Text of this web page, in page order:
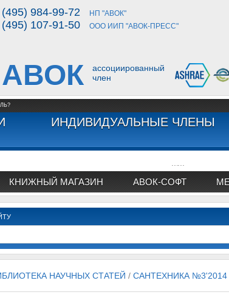
(495) 984-99-72 НП "АВОК"
(495) 107-91-50 ООО ИИП "АВОК-ПРЕСС"
АВОК
ассоциированный
член
ИНДИВИДУАЛЬНЫЕ ЧЛЕНЫ
КНИЖНЫЙ МАГАЗИН АВОК-СОФТ
НАУЧНЫХ СТАТЕЙ / САНТЕХНИКА №3'2014